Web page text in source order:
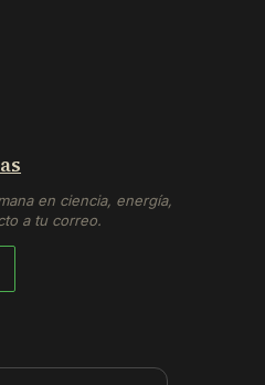
en ciencia, energía,
a tu correo.